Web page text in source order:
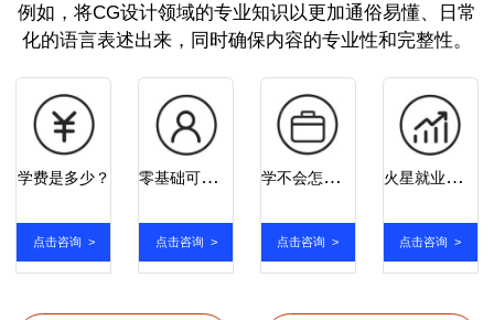
例如，将CG设计领域的专业知识以更加通俗易懂、日常
化的语言表述出来，同时确保内容的专业性和完整性。
学费是多少？
点击咨询 >
零基础可以学吗？
点击咨询 >
学不会怎么办？
点击咨询 >
火星就业率怎么样？
点击咨询 >